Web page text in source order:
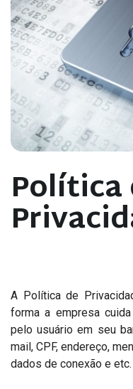
Política
A Política de
forma a empresa
pelo usuário em seu
mail, CPF, endereço,
dados de conexão e etc.